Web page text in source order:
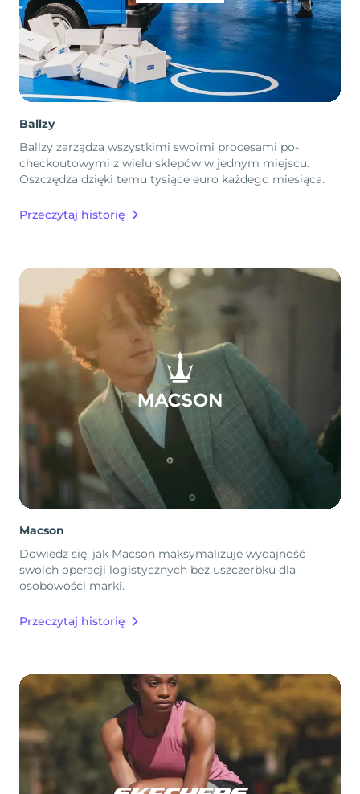
Ballzy
Ballzy zarządza wszystkimi swoimi procesami po-
checkoutowymi z wielu sklepów w jednym miejscu.
Oszczędza dzięki temu tysiące euro każdego miesiąca.
Przeczytaj historię
Macson
Dowiedz się, jak Macson maksymalizuje wydajność
swoich operacji logistycznych bez uszczerbku dla
osobowości marki.
Przeczytaj historię